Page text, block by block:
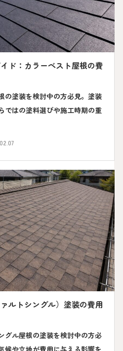
ド：カラーベスト屋根の費
の塗装を検討中の方必見。塗装
ではの塗料選びや施工時期の重
ルトシングル）塗装の費用
グル屋根の塗装を検討中の方必